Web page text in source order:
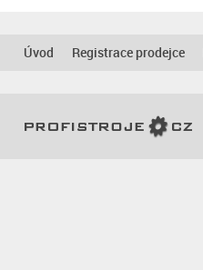
Úvod Registrace prodejce